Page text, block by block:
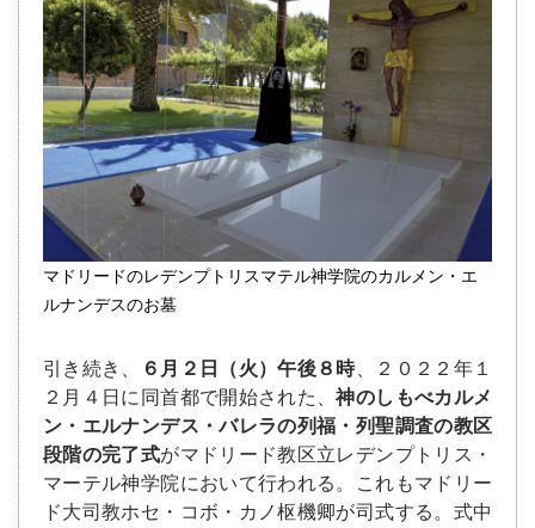
マドリードのレデンプトリスマテル神学院のカルメン・エ
ルナンデスのお墓
引き続き、 ６月２日（火）午後８時、２０２２年１
２月４日に同首都で開始された、神のしもべカルメ
ン・エルナンデス・バレラの列福・列聖調査の教区
段階の完了式がマドリード教区立レデンプトリス・
マーテル神学院において行われる。これもマドリー
ド大司教ホセ・コボ・カノ枢機卿が司式する。式中